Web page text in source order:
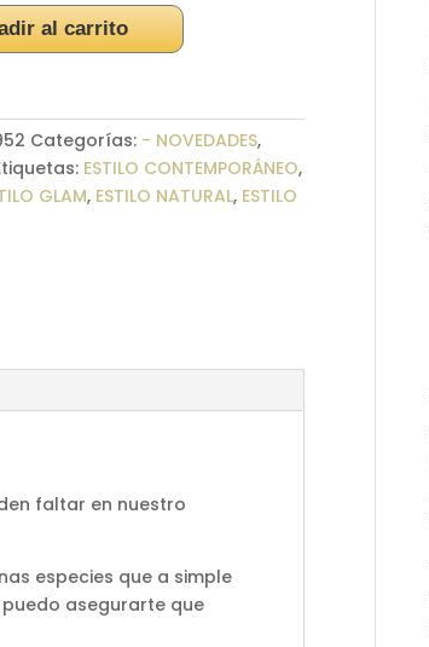
al carrito
Categorías: - NOVEDADES,
ESTILO CONTEMPORÁNEO,
GLAM, ESTILO NATURAL, ESTILO
faltar en nuestro
especies que a simple
asegurarte que